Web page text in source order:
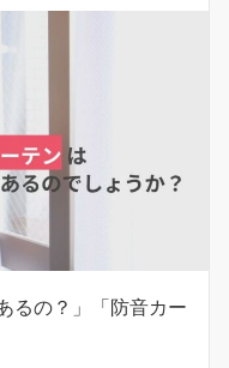
るの？」「防音カー